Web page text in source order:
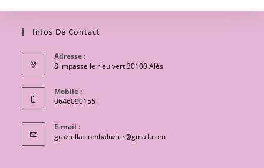
Infos De Contact
Adresse :
8 impasse le rieu vert 30100 Alès
Mobile :
0646090155
E-mail :
graziella.combaluzier@gmail.comS’ouvre